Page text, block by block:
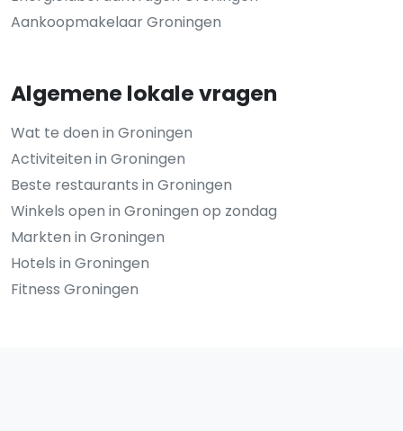
Aankoopmakelaar Groningen
Algemene lokale vragen
Wat te doen in Groningen
Activiteiten in Groningen
Beste restaurants in Groningen
Winkels open in Groningen op zondag
Markten in Groningen
Hotels in Groningen
Fitness Groningen